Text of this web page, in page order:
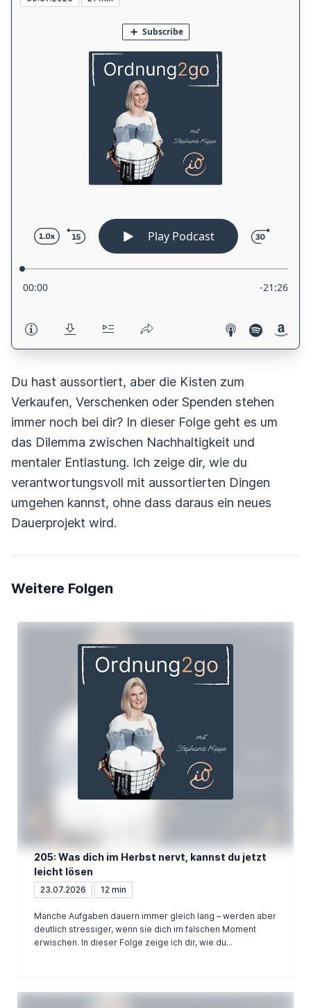
Du hast aussortiert, aber die Kisten zum
Verkaufen, Verschenken oder Spenden stehen
immer noch bei dir? In dieser Folge geht es um
das Dilemma zwischen Nachhaltigkeit und
mentaler Entlastung. Ich zeige dir, wie du
verantwortungsvoll mit aussortierten Dingen
umgehen kannst, ohne dass daraus ein neues
Dauerprojekt wird.
Weitere Folgen
205: Was dich im Herbst nervt, kannst du jetzt
leicht lösen
23.07.2026 12 min
Manche Aufgaben dauern immer gleich lang – werden aber
deutlich stressiger, wenn sie dich im falschen Moment
erwischen. In dieser Folge zeige ich dir, wie du...